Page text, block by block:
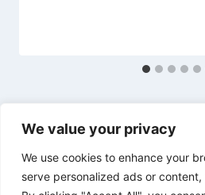
We value your privacy
We use cookies to enhance your
serve personalized ads or